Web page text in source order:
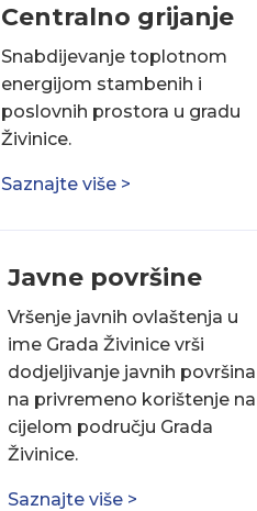
Centralno grijanje
Snabdijevanje toplotnom
energijom stambenih i
poslovnih prostora u gradu
Živinice.
Saznajte više >
Javne površine
Vršenje javnih ovlaštenja u
ime Grada Živinice vrši
dodjeljivanje javnih površina
na privremeno korištenje na
cijelom području Grada
Živinice.
Saznajte više >